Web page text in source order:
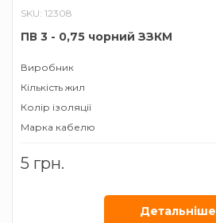
SKU: 12308
ПВ 3 - 0,75 чорний ЗЗКМ
Виробник
Кількість жил
Колір ізоляції
Марка кабелю
Січення жили
5 грн.
Детальнiше